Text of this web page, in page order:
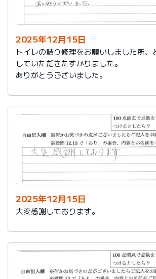
今後は、このような規模の修繕を行うこ
こらず、小さな小さな修繕になろうかと
の折は中田様、渡辺様にお願いさせてい
おります。とても素晴らしい社員様です。
寒さもひとしお厳しい折でございますの
員の皆様にはどうぞくれぐれもご自愛く
お祈り申し上げます。
敬具
2025年12月15日
トイレの詰り修理をお願いしました所、
していただきたすかりました。
ありがとうございました。
2025年12月15日
大変感謝しております。